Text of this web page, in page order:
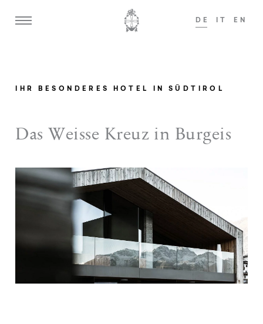
DE EN
Home
Ansitz zum Löwen
Zimmer & Suiten
Angebote
Wellness
IHR BESONDERES HOTEL IN SÜDTIROL
Das Weisse Kreuz in Burgeis